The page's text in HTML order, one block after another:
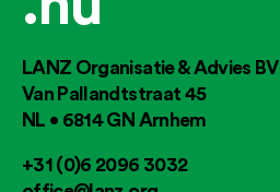
LANZ Organisatie & Advies BV
Van Pallandtstraat 45
NL • 6814 GN Arnhem
+31 (0)6 2096 3032